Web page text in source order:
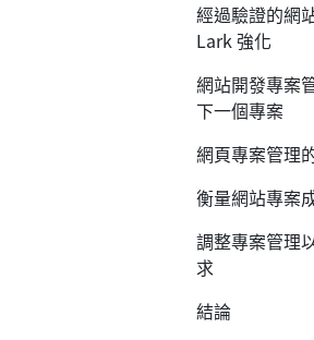
經過驗證的網
Lark 強化
網站開發專案
下一個專案
網頁專案管理
衡量網站專案
調整專案管理
求
結論